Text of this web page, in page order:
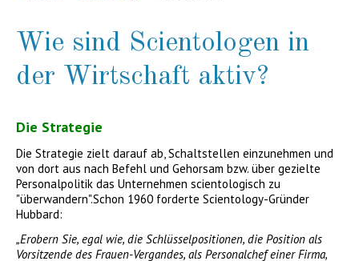
Wie sind Scientologen in
der Wirtschaft aktiv?
Die Strategie
Die Strategie zielt darauf ab, Schaltstellen einzunehmen und
von dort aus nach Befehl und Gehorsam bzw. über gezielte
Personalpolitik das Unternehmen scientologisch zu
"überwandern".Schon 1960 forderte Scientology-Gründer
Hubbard:
„Erobern Sie, egal wie, die Schlüsselpositionen, die Position als
Vorsitzende des Frauen-Vergandes, als Personalchef einer Firma,